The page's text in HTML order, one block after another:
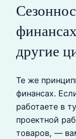
другие
Те же
финансах.
работаете в
проектной
товаров, —